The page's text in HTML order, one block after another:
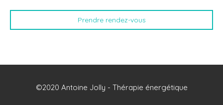
Prendre rendez-vous
©2020 Antoine Jolly - Thérapie énergétique